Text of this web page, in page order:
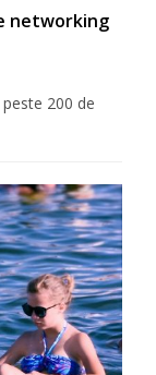
networking
200 de